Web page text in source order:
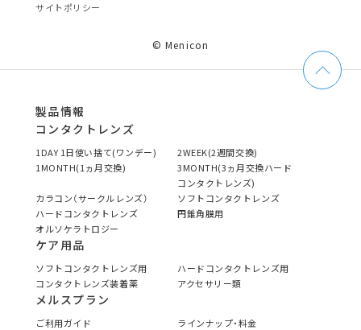
サイトポリシー
© Menicon
製品情報
コンタクトレンズ
1DAY 1日使い捨て(ワンデー)
2WEEK(2週間交換)
1MONTH(1ヵ月交換)
3MONTH(3ヵ月交換ハード
コンタクトレンズ)
カラコン（サークルレンズ）
ソフトコンタクトレンズ
ハードコンタクトレンズ
円錐角膜用
オルソケラトロジー
ケア用品
ソフトコンタクトレンズ用
ハードコンタクトレンズ用
コンタクトレンズ装着薬
アクセサリー類
メルスプラン
ご利用ガイド
ラインナップ・料金